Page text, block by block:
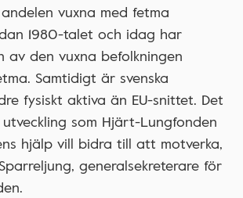
vuxna med fetma
1980-talet och idag har
av den vuxna befolkningen
Samtidigt är svenska
fysiskt aktiva än EU-snittet. Det
som Hjärt-Lungfonden
hjälp vill bidra till att motverka,
generalsekreterare för